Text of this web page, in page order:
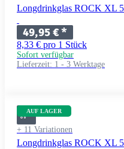
Longdrinkglas ROCK XL
49,95 €*
8,33 € pro 1 Stück
Sofort verfügbar
Lieferzeit: 1 - 3 Werktage
AUF LAGER
+ 11 Variationen
Longdrinkglas ROCK XL